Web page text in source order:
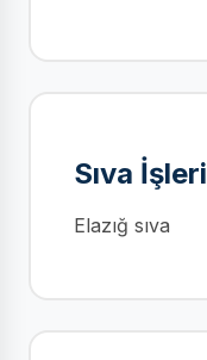
Sıva İşleri
Elazığ sıva